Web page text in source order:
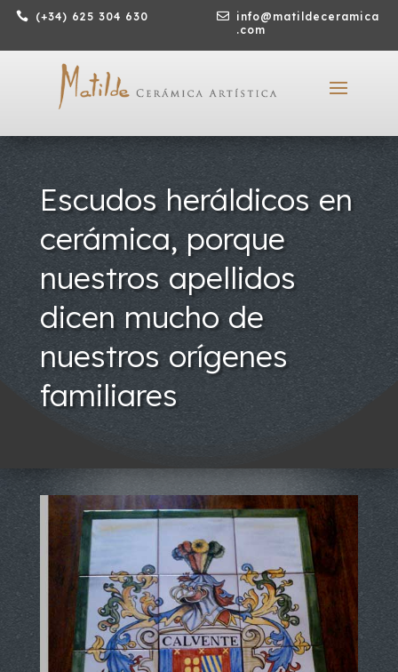
 (+34) 625 304 630 
info@matildeceramica
.com
Escudos heráldicos en
cerámica, porque
nuestros apellidos
dicen mucho de
nuestros orígenes
familiares